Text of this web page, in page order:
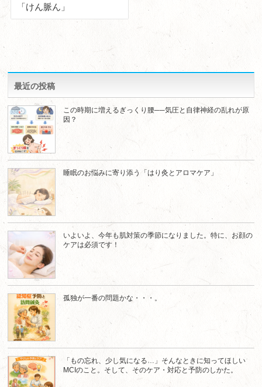
「けん脈ん」
最近の投稿
この時期に増えるぎっくり腰──気圧と自律神経の乱れが原
因？
睡眠のお悩みに寄り添う「はり灸とアロマケア」
いよいよ、今年も肌対策の季節になりました。特に、お顔の
ケアは必須です！
孤独が一番の問題かな・・・。
「もの忘れ、少し気になる…」そんなときに知ってほしい
MCIのこと。そして、そのケア・対応と予防のしかた。